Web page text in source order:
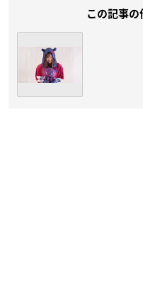
この記事の